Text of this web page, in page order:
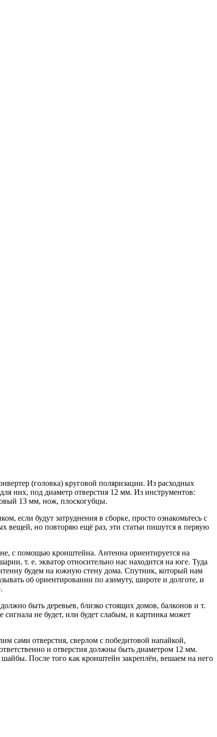
(головка) круговой поляризации. Из расходных
них, под диаметр отверстия 12 мм. Из инструментов:
13 мм, нож, плоскогубцы.
если будут затруднения в сборке, просто ознакомьтесь с
вещей, но повторяю ещё раз, эти статьи пишутся в первую
с помощью кронштейна. Антенна ориентируется на
т. е. экватор относительно нас находится на юге. Туда
будем на южную стену дома. Спутник, который нам
об ориентировании по азимуту, широте и долготе, и
быть деревьев, близко стоящих домов, балконов и т.
не будет, или будет слабым, и картинка может
сами отверстия, сверлом с победитовой напайкой,
и отверстия должны быть диаметром 12 мм.
После того как кронштейн закреплён, вешаем на него